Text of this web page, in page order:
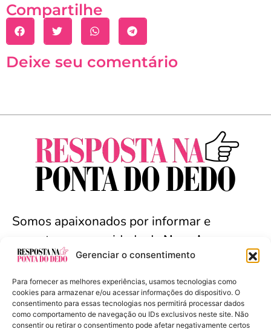
Gerenciar o consentimento
Para fornecer as melhores experiências, usamos tecnologias como
cookies para armazenar e/ou acessar informações do dispositivo. O
consentimento para essas tecnologias nos permitirá processar dados
como comportamento de navegação ou IDs exclusivos neste site. Não
consentir ou retirar o consentimento pode afetar negativamente certos
Compartilhe
Deixe seu comentário
Somos apaixonados por informar e
conectar a comunidade de Nova Iguaçu
arredores. Seja bem-vindo(a).
Resposta na Ponta do Dedo - Copyright ©